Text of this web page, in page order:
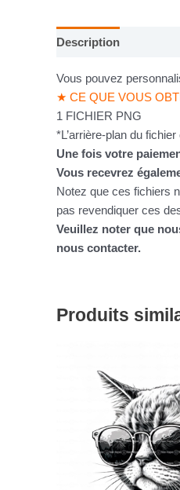
Description
Vous pouvez
★ CE QUE VOUS
1 FICHIER PNG
*L’arrière-plan du
Une fois votre
Vous recevrez
Notez que ces fichiers
pas revendiquer ces
Veuillez noter que
nous contacter.
Produits